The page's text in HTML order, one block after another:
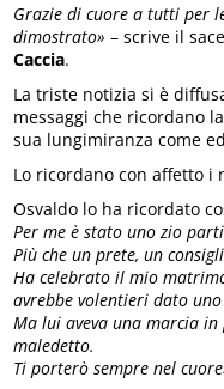
Grazie di cuore a tutti per
dimostrato» – scrive il
Caccia.
La triste notizia si è
messaggi che ricordano
sua lungimiranza come
Lo ricordano con affetto i
Osvaldo lo ha ricordato
Per me è stato uno zio
Più che un prete, un
Ha celebrato il mio
avrebbe volentieri dato
Ma lui aveva una marcia in
maledetto.
Ti porterò sempre nel